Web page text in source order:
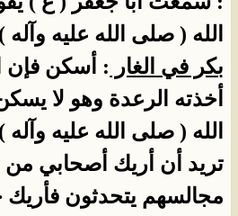
الله ( صلى الله عليه وآله
بكر في الغار : أسكن فإن
أخذته الرعدة وهو لا
الله ( صلى الله عليه
تريد أن أريك أصحابي من
مجالسهم يتحدثون فأريك